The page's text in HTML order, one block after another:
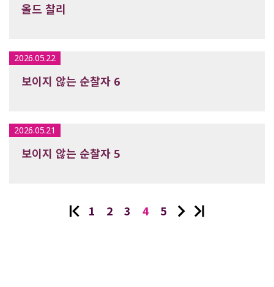
올드 찰리
2026.05.22
보이지 않는 순찰자 6
2026.05.21
보이지 않는 순찰자 5
1 2 3 4 5